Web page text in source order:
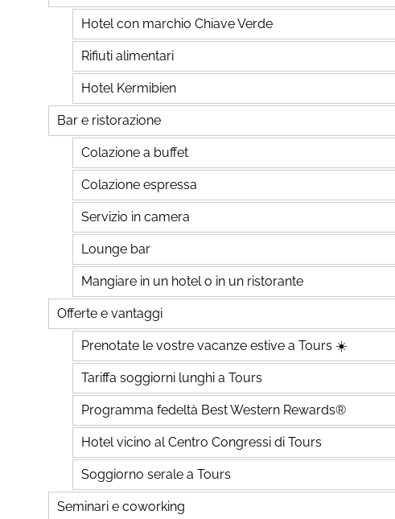
Hotel con marchio Chiave Verde
Rifiuti alimentari
Hotel Kermibien
Bar e ristorazione
Colazione a buffet
Colazione espressa
Servizio in camera
Lounge bar
Mangiare in un hotel o in un ristorante
Offerte e vantaggi
Prenotate le vostre vacanze estive a Tours ☀️
Tariffa soggiorni lunghi a Tours
Programma fedeltà Best Western Rewards®
Hotel vicino al Centro Congressi di Tours
Soggiorno serale a Tours
Seminari e coworking